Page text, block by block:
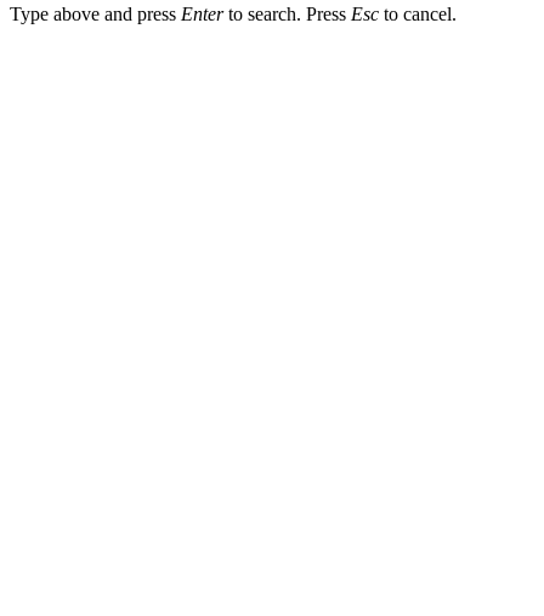
Type above and press Enterto search. Press Esc to cancel.